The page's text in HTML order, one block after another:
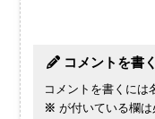
コメントを書く
コメントを書くには
※ が付いている欄は